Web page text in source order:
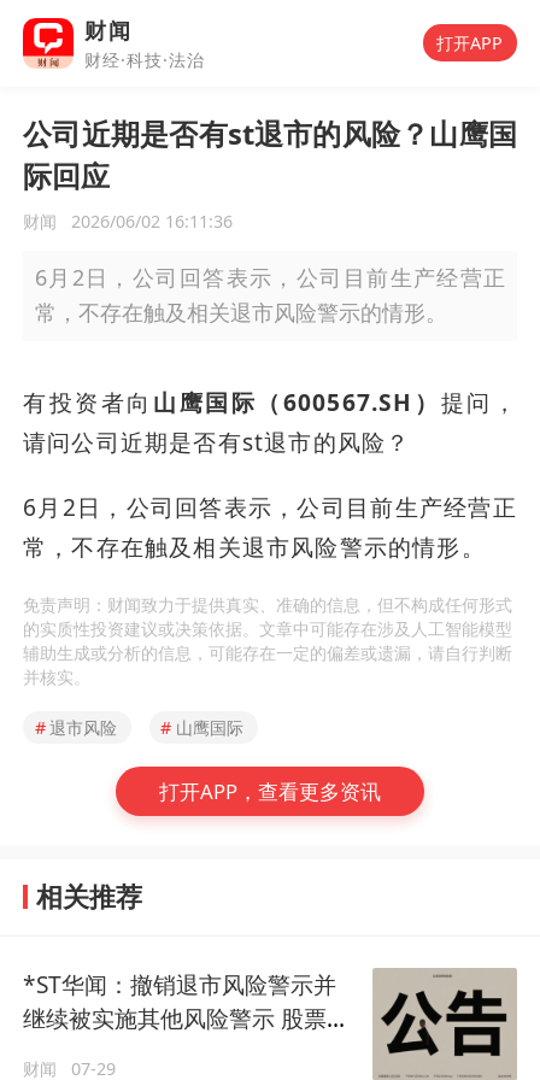
财闻
财经·科技·法治
打开APP
公司近期是否有st退市的风险？山鹰国
际回应
财闻 2026/06/02 16:11:36
6月2日，公司回答表示，公司目前生产经营正
常，不存在触及相关退市风险警示的情形。
有投资者向 山鹰国际（600567.SH） 提问，
请问公司近期是否有st退市的风险？
6月2日，公司回答表示，公司目前生产经营正
常，不存在触及相关退市风险警示的情形。
免责声明：财闻致力于提供真实、准确的信息，但不构成任何形式
的实质性投资建议或决策依据。文章中可能存在涉及人工智能模型
辅助生成或分析的信息，可能存在一定的偏差或遗漏，请自行判断
并核实。
#退市风险 # 山鹰国际
打开APP，查看更多资讯
相关推荐
*ST华闻：撤销退市风险警示并
继续被实施其他风险警示 股票简
财闻 07-29